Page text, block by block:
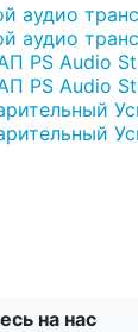
аудио
аудио
PS Audio
PS Audio
на нас